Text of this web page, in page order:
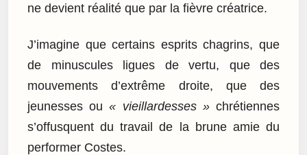
ne devient réalité que par la fièvre créatrice.
J’imagine que certains esprits chagrins, que
de minuscules ligues de vertu, que des
mouvements d’extrême droite, que des
jeunesses ou« vieillardesses »chrétiennes
s’offusquent du travail de la brune amie du
performer Costes.